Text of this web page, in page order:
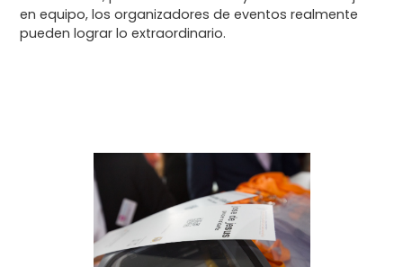
en equipo, los organizadores de eventos realmente
pueden lograr lo extraordinario.